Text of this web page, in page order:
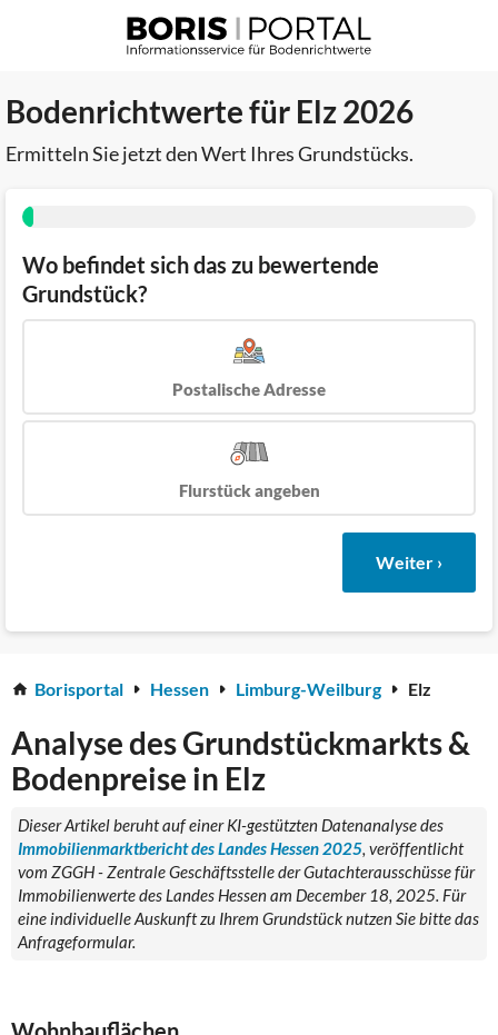
Bodenrichtwerte für Elz 2026
Ermitteln Sie jetzt den Wert Ihres Grundstücks.
Wo befindet sich das zu bewertende
Grundstück?
Postalische Adresse
Flurstück angeben
Weiter ›
Borisportal Hessen Limburg-Weilburg Elz
Analyse des Grundstückmarkts &
Bodenpreise in Elz
Dieser Artikel beruht auf einer KI-gestützten Datenanalyse des
Immobilienmarktbericht des Landes Hessen 2025, veröffentlicht
vom ZGGH - Zentrale Geschäftsstelle der Gutachterausschüsse für
Immobilienwerte des Landes Hessen am December 18, 2025. Für
eine individuelle Auskunft zu Ihrem Grundstück nutzen Sie bitte das
Anfrageformular.